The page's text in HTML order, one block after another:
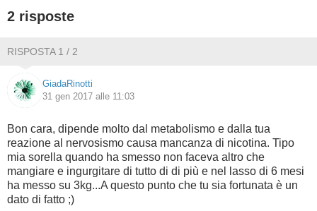
2 risposte
RISPOSTA 1 / 2
GiadaRinotti
31 gen 2017 alle 11:03
Bon cara, dipende molto dal metabolismo e dalla tua
reazione al nervosismo causa mancanza di nicotina. Tipo
mia sorella quando ha smesso non faceva altro che
mangiare e ingurgitare di tutto di di più e nel lasso di 6 mesi
ha messo su 3kg...A questo punto che tu sia fortunata è un
dato di fatto ;)